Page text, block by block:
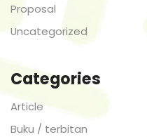
Proposal
Uncategorized
Categories
Article
Buku / terbitan